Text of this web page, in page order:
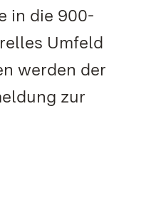
in die 900-
Umfeld
werden der
zur